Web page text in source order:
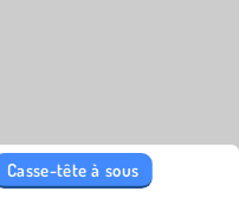
Casse-tête à sous